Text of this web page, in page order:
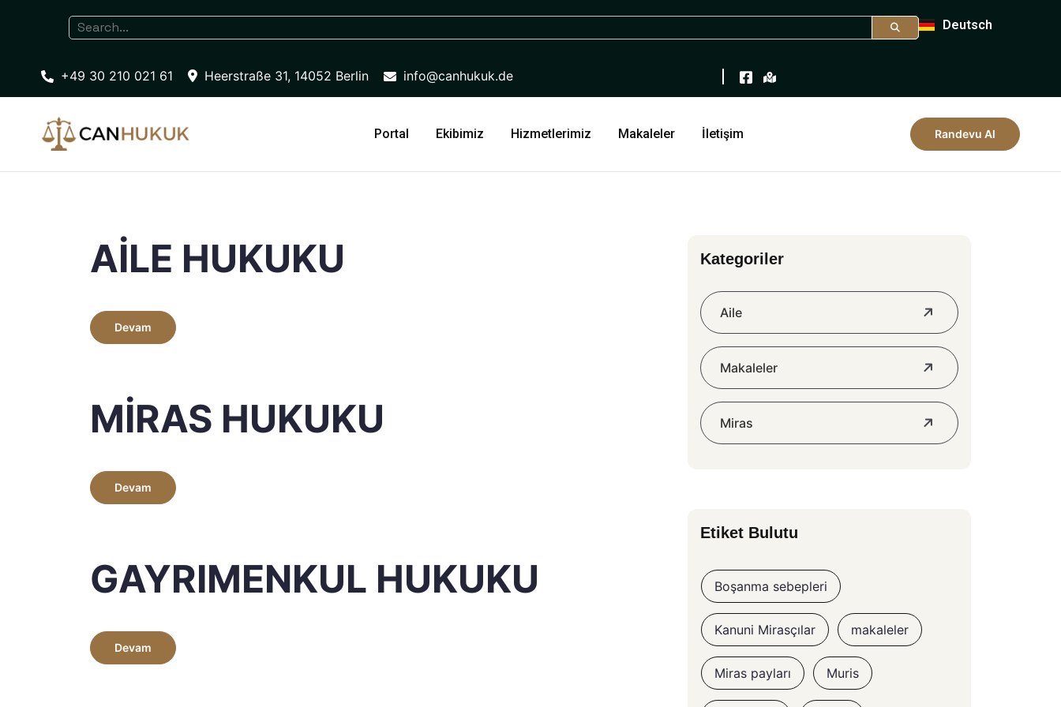
Deutsch
+49 30 210 021 61 Heerstraße 31, 14052 Berlin info@canhukuk.de
Portal Ekibimiz Hizmetlerimiz Makaleler İletişim Randevu Al
AİLE HUKUKU
Devam
MİRAS HUKUKU
Devam
GAYRIMENKUL HUKUKU
Devam
Kategoriler
Aile
Makaleler
Miras
Etiket Bulutu
Boşanma sebepleri
Kanuni Mirasçılar makaleler
Miras payları Muris